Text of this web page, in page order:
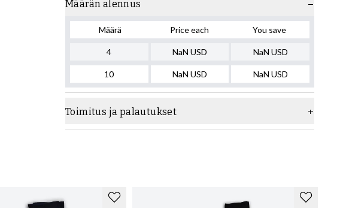
Määrän alennus
Määrä Price each You save
4
10
NaN USD
NaN USD
NaN USD
NaN USD
Toimitus ja palautukset